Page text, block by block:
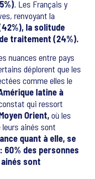
. Les Français y
renvoyant la
la solitude
traitement (24%).
nuances entre pays
déplorent que les
comme elles le
latine à
qui ressort
Orient,où les
ainés sont
quant à elle, se
60% des personnes
sont